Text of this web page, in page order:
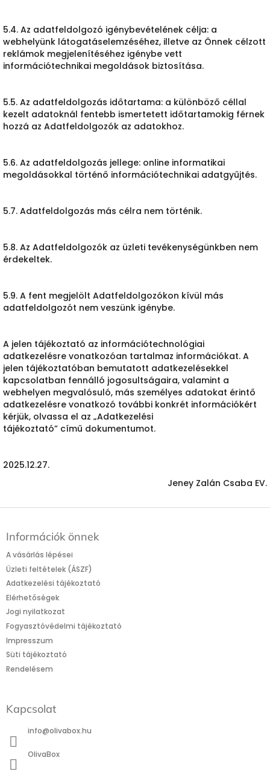
5.4. Az adatfeldolgozó igénybevételének célja: a
webhelyünk látogatáselemzéséhez, illetve az Önnek célzott
reklámok megjelenítéséhez igénybe vett
információtechnikai megoldások biztosítása.
5.5. Az adatfeldolgozás időtartama: a különböző céllal
kezelt adatoknál fentebb ismertetett időtartamokig férnek
hozzá az Adatfeldolgozók az adatokhoz.
5.6. Az adatfeldolgozás jellege: online informatikai
megoldásokkal történő információtechnikai adatgyűjtés.
5.7. Adatfeldolgozás más célra nem történik.
5.8. Az Adatfeldolgozók az üzleti tevékenységünkben nem
érdekeltek.
5.9. A fent megjelölt Adatfeldolgozókon kívül más
adatfeldolgozót nem veszünk igénybe.
A jelen tájékoztató az információtechnológiai
adatkezelésre vonatkozóan tartalmaz információkat. A
jelen tájékoztatóban bemutatott adatkezelésekkel
kapcsolatban fennálló jogosultságaira, valamint a
webhelyen megvalósuló, más személyes adatokat érintő
adatkezelésre vonatkozó további konkrét információkért
kérjük, olvassa el az „Adatkezelési
tájékoztató” című dokumentumot.
2025.12.27.
Jeney Zalán Csaba EV.
Információk önnek
A vásárlás lépései
Üzleti feltételek (ÁSZF)
Adatkezelési tájékoztató
Elérhetőségek
Jogi nyilatkozat
Fogyasztóvédelmi tájékoztató
Impresszum
Süti tájékoztató
Rendelésem
Kapcsolat
info@olivabox.hu
OlivaBox